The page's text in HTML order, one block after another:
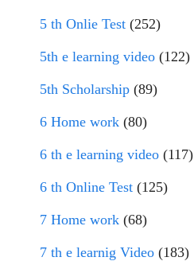
5 th Onlie Test (252)
5th e learning video (122)
5th Scholarship (89)
6 Home work (80)
6 th e learning video (117)
6 th Online Test (125)
7 Home work (68)
7 th e learnig Video (183)